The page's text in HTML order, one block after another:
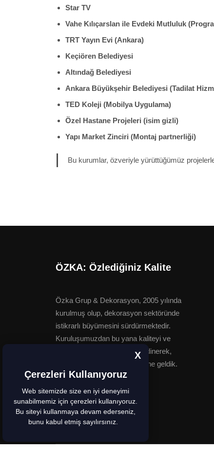
Çerezleri Kullanıyoruz
Web sitemizde size en iyi deneyimi
sunabilmemiz için çerezleri kullanıyoruz.
Bu siteyi kullanmaya devam ederseniz,
bunu kabul etmiş sayılırsınız.
X
Star TV
Vahe Kılıçarslan ile Evdeki Mutluluk
TRT Yayın Evi (Ankara)
Keçiören Belediyesi
Altındağ Belediyesi
Ankara Büyükşehir Belediyesi (Tadilat
TED Koleji (Mobilya Uygulama)
Özel Hastane Projeleri (isim gizli)
Yapı Market Zinciri (Montaj partnerliği)
Bu kurumlar, özveriyle yürüttüğümüz
ÖZKA: Özlediğiniz Kalite
Özka Grup & Dekorasyon, 2005 yılında
kurulmuş olup, dekorasyon sektöründe
istikrarlı büyümesini sürdürmektedir.
Kuruluşumuzdan bu yana kaliteyi ve
müşteri memnuniyetini ilke edinerek,
sektörde güçlü bir marka haline geldik.
Devamı